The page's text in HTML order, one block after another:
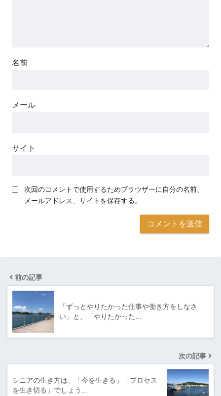
名前
メール
サイト
次回のコメントで使用するためブラウザーに自分の名前、
メールアドレス、サイトを保存する。
前の記事
「ずっとやりたかった仕事や働き方をしなさ
い」と、「やりたかった…
次の記事
シニアの生き方は、「今を生きる」「プロセス
を生き切る」でしょう…